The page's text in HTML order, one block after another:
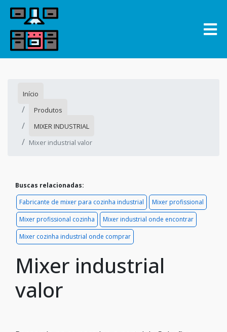
Início
Produtos
MIXER INDUSTRIAL
Mixer industrial valor
Buscas relacionadas:
Fabricante de mixer para cozinha industrial
Mixer profissional
Mixer profissional cozinha
Mixer industrial onde encontrar
Mixer cozinha industrial onde comprar
Mixer industrial
valor